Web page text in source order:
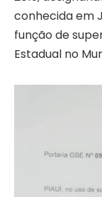
conhecida em
função de
Estadual no